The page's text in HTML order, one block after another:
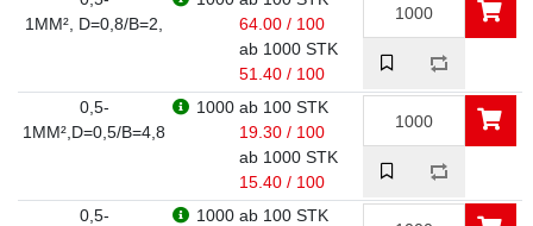
1MM², D=0,8/B=2,
64.00 / 100
ab 1000 STK
51.40 / 100
0,5-
1MM²,D=0,5/B=4,8
1000 ab 100 STK
19.30 / 100
ab 1000 STK
15.40 / 100
0,5-
1000 ab 100 STK